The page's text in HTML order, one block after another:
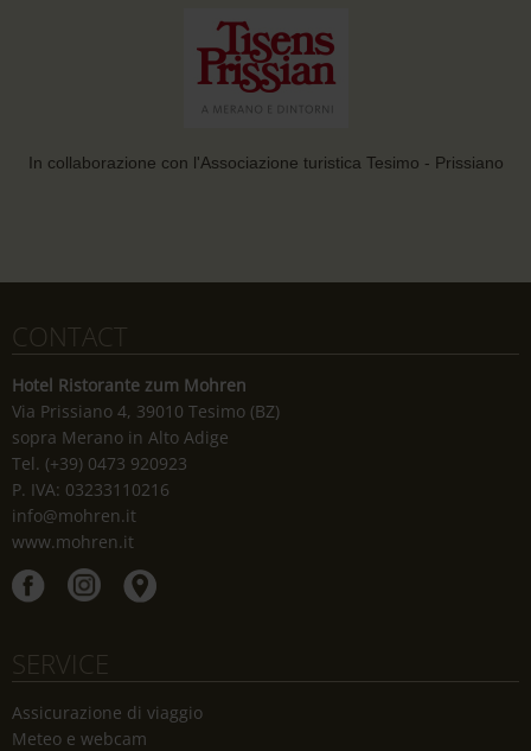
In collaborazione con l'Associazione turistica Tesimo - Prissiano
CONTACT
Hotel Ristorante zum Mohren
Via Prissiano 4, 39010 Tesimo (BZ)
sopra Merano in Alto Adige
Tel. (+39) 0473 920923
P. IVA: 03233110216
info@mohren.it
www.mohren.it
SERVICE
Assicurazione di viaggio
Meteo e webcam